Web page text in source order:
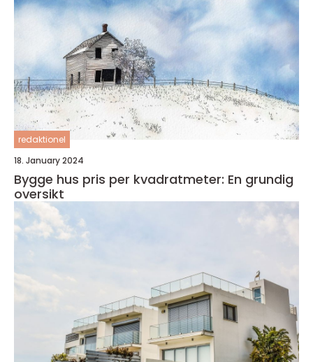
redaktionel
18. January 2024
Bygge hus pris per kvadratmeter: En grundig
oversikt